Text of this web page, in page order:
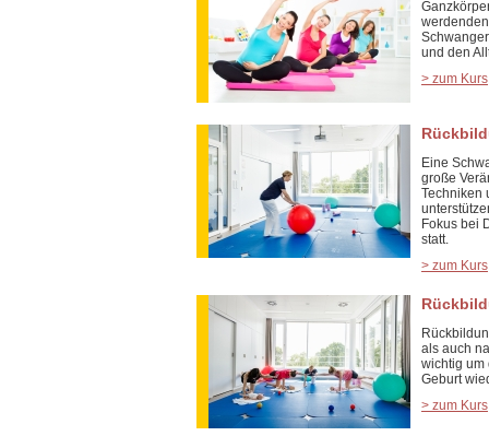
und den
> zum Kurs
Eine
große
Techniken
Fokus bei
statt.
> zum Kurs
als auch
wichtig um
Geburt
> zum Kurs